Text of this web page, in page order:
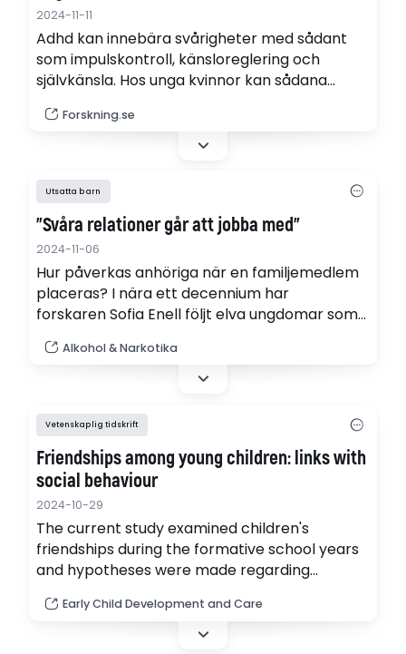
2024-11-11
Adhd kan innebära svårigheter med sådant
som impulskontroll, känsloreglering och
självkänsla. Hos unga kvinnor kan sådana
graviditeter, sexuell utsatthet och sexuell
Forskning.se
Utsatta barn
”Svåra relationer går att jobba med”
2024-11-06
Hur påverkas anhöriga när en familjemedlem
placeras? I nära ett decennium har
forskaren Sofia Enell följt elva ungdomar som
institutionsstyrelse, Sis. Under projektet
intervjuades även anhöriga till ungdomarna.
Alkohol & Narkotika
Vetenskaplig tidskrift
Friendships among young children: links with
social behaviour
2024-10-29
The current study examined children's
friendships during the formative school years
and hypotheses were made regarding
were by peers, the reciprocity of these
friendships, and with whom friendships were
Early Child Development and Care